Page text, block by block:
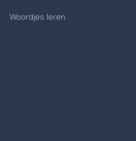
Woordjes leren